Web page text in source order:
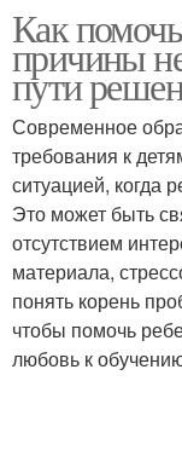
Как
причины
пути
Современное
требования к
ситуацией, когда
Это может быть
отсутствием
материала,
понять корень
чтобы помочь
любовь к